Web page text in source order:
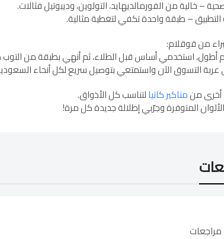
– خالية من الفورمالديهايد، التولوين، وديبوتيل فثالات.
– طبقة واحدة تكفي لتغطية مثالية.
من قوقلام:
أطول، استخدمي أساس قبل الطلاء، ثم أنهي بطبقة من التوب
عربة التسوق الآن واستمتعي بتوصيل سريع لكل أنحاء
أخرى منمناكير كاتيالتناسب كل الأذواق.
المتوفرة وجرّبي إطلالة جديدة كل مرة!
مراجعات